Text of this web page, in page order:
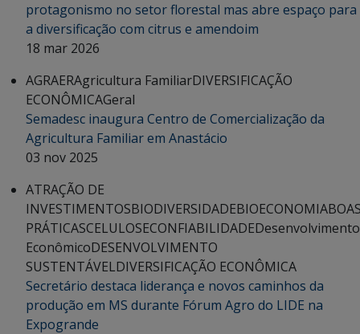
protagonismo no setor florestal mas abre espaço para
a diversificação com citrus e amendoim
18 mar 2026
AGRAERAgricultura FamiliarDIVERSIFICAÇÃO
ECONÔMICAGeral
Semadesc inaugura Centro de Comercialização da
Agricultura Familiar em Anastácio
03 nov 2025
ATRAÇÃO DE
INVESTIMENTOSBIODIVERSIDADEBIOECONOMIA
PRÁTICASCELULOSECONFIABILIDADEDesenvolvimento
EconômicoDESENVOLVIMENTO
SUSTENTÁVELDIVERSIFICAÇÃO ECONÔMICA
Secretário destaca liderança e novos caminhos da
produção em MS durante Fórum Agro do LIDE na
Expogrande